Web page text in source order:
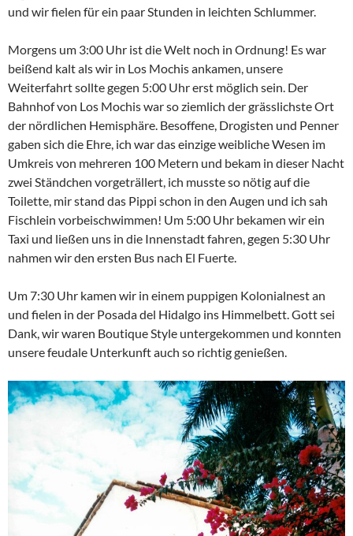
und wir fielen für ein paar Stunden in leichten Schlummer.
Morgens um 3:00 Uhr ist die Welt noch in Ordnung! Es war
beißend kalt als wir in Los Mochis ankamen, unsere
Weiterfahrt sollte gegen 5:00 Uhr erst möglich sein. Der
Bahnhof von Los Mochis war so ziemlich der grässlichste Ort
der nördlichen Hemisphäre. Besoffene, Drogisten und Penner
gaben sich die Ehre, ich war das einzige weibliche Wesen im
Umkreis von mehreren 100 Metern und bekam in dieser Nacht
zwei Ständchen vorgeträllert, ich musste so nötig auf die
Toilette, mir stand das Pippi schon in den Augen und ich sah
Fischlein vorbeischwimmen! Um 5:00 Uhr bekamen wir ein
Taxi und ließen uns in die Innenstadt fahren, gegen 5:30 Uhr
nahmen wir den ersten Bus nach El Fuerte.
Um 7:30 Uhr kamen wir in einem puppigen Kolonialnest an
und fielen in der Posada del Hidalgo ins Himmelbett. Gott sei
Dank, wir waren Boutique Style untergekommen und konnten
unsere feudale Unterkunft auch so richtig genießen.